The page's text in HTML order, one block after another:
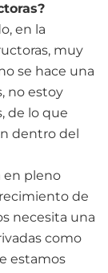
en la
muy
se hace una
no estoy
de lo que
dentro del
en pleno
de
necesita una
como
estamos